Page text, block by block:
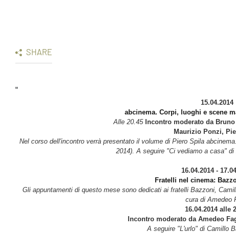
SHARE
"
15.04.2014
abcinema. Corpi, luoghi e scene
Alle 20.45 Incontro moderato da
Maurizio Ponzi,
Nel corso dell'incontro verrà presentato il volume di Piero Spila
2014). A seguire "Ci vediamo a casa"
16.04.2014 -
Fratelli nel cinema:
Gli appuntamenti di questo mese sono dedicati ai fratelli Bazzoni,
cura di Amedeo
16.04.2014 alle
Incontro moderato da Amedeo
A seguire "L'urlo" di Camillo